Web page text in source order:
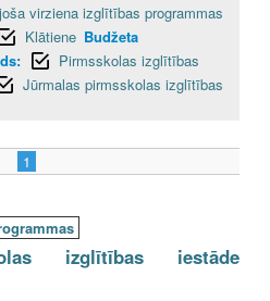
virziena izglītības programmas
Klātiene Budžeta
Pirmsskolas izglītības
Jūrmalas pirmsskolas izglītības
1
izglītības iestāde